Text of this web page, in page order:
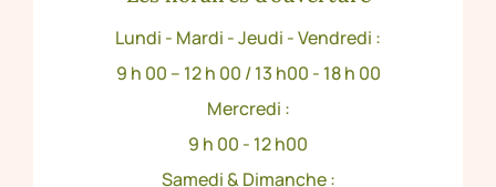
Lundi - Mardi - Jeudi - Vendredi :
9 h 00 – 12 h 00 / 13 h00 - 18 h 00
Mercredi :
9 h 00 - 12 h00
Samedi & Dimanche :